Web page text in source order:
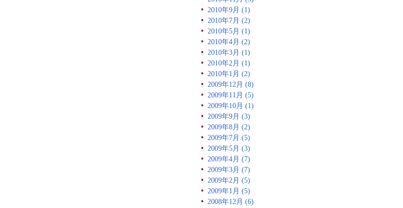
2010年9月 (1)
2010年7月 (2)
2010年5月 (1)
2010年4月 (2)
2010年3月 (1)
2010年2月 (1)
2010年1月 (2)
2009年12月 (8)
2009年11月 (5)
2009年10月 (1)
2009年9月 (3)
2009年8月 (2)
2009年7月 (5)
2009年5月 (3)
2009年4月 (7)
2009年3月 (7)
2009年2月 (5)
2009年1月 (5)
2008年12月 (6)